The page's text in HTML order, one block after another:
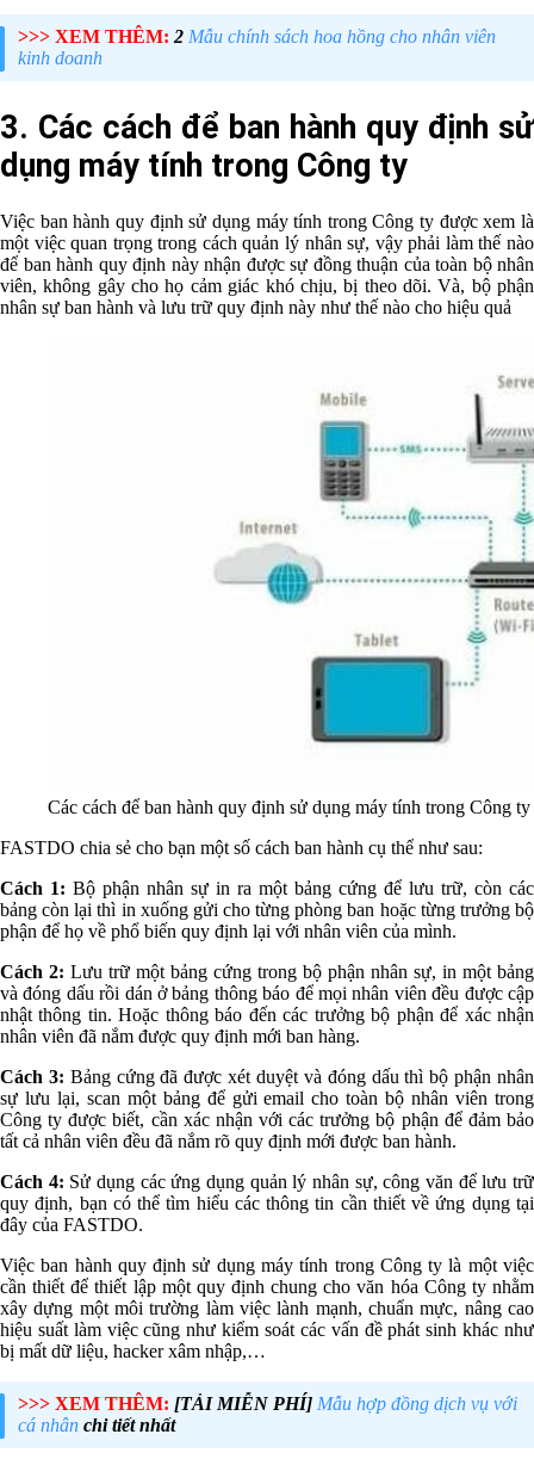
>>> XEM THÊM: 2 Mẫu chính sách hoa hồng cho nhân viên
kinh doanh
3. Các cách để ban hành quy định sử
dụng máy tính trong Công ty
Việc ban hành quy định sử dụng máy tính trong Công ty được xem là
một việc quan trọng trong cách quản lý nhân sự, vậy phải làm thế nào
để ban hành quy định này nhận được sự đồng thuận của toàn bộ nhân
viên, không gây cho họ cảm giác khó chịu, bị theo dõi. Và, bộ phận
nhân sự ban hành và lưu trữ quy định này như thế nào cho hiệu quả
Các cách để ban hành quy định sử dụng máy tính trong Công ty
FASTDO chia sẻ cho bạn một số cách ban hành cụ thể như sau:
Cách 1: Bộ phận nhân sự in ra một bảng cứng để lưu trữ, còn các
bảng còn lại thì in xuống gửi cho từng phòng ban hoặc từng trưởng bộ
phận để họ về phổ biến quy định lại với nhân viên của mình.
Cách 2: Lưu trữ một bảng cứng trong bộ phận nhân sự, in một bảng
và đóng dấu rồi dán ở bảng thông báo để mọi nhân viên đều được cập
nhật thông tin. Hoặc thông báo đến các trưởng bộ phận để xác nhận
nhân viên đã nắm được quy định mới ban hàng.
Cách 3: Bảng cứng đã được xét duyệt và đóng dấu thì bộ phận nhân
sự lưu lại, scan một bảng để gửi email cho toàn bộ nhân viên trong
Công ty được biết, cần xác nhận với các trưởng bộ phận để đảm bảo
tất cả nhân viên đều đã nắm rõ quy định mới được ban hành.
Cách 4: Sử dụng các ứng dụng quản lý nhân sự, công văn để lưu trữ
quy định, bạn có thể tìm hiểu các thông tin cần thiết về ứng dụng tại
đây của FASTDO.
Việc ban hành quy định sử dụng máy tính trong Công ty là một việc
cần thiết để thiết lập một quy định chung cho văn hóa Công ty nhằm
xây dựng một môi trường làm việc lành mạnh, chuẩn mực, nâng cao
hiệu suất làm việc cũng như kiểm soát các vấn đề phát sinh khác như
bị mất dữ liệu, hacker xâm nhập,…
>>> XEM THÊM: [TẢI MIỄN PHÍ] Mẫu hợp đồng dịch vụ với
cá nhân chi tiết nhất